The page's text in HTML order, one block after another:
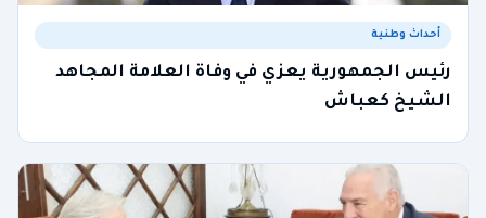
أحداث وطنية
رئيس الجمهورية يعزي في وفاة العلامة المجاهد
الشيخ كعباش